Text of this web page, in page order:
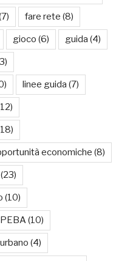
fare rete (8)
gioco (6) guida (4)
linee guida (7)
economiche (8)
(23)
(10)
PEBA(10)
(4)